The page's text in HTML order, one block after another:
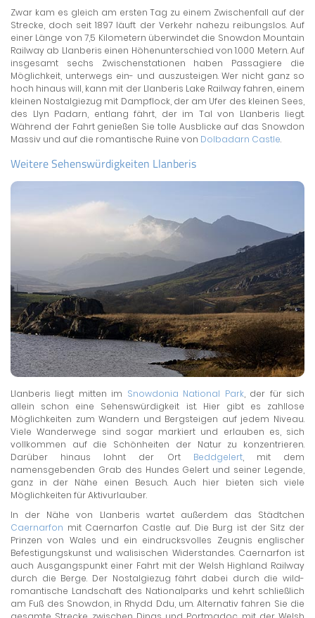
Zwar kam es gleich am ersten Tag zu einem Zwischenfall auf der
Strecke, doch seit 1897 läuft der Verkehr nahezu reibungslos. Auf
einer Länge von 7,5 Kilometern überwindet die Snowdon Mountain
Railway ab Llanberis einen Höhenunterschied von 1.000 Metern. Auf
insgesamt sechs Zwischenstationen haben Passagiere die
Möglichkeit, unterwegs ein- und auszusteigen. Wer nicht ganz so
hoch hinaus will, kann mit der Llanberis Lake Railway fahren, einem
kleinen Nostalgiezug mit Dampflock, der am Ufer des kleinen Sees,
des Llyn Padarn, entlang fährt, der im Tal von Llanberis liegt.
Während der Fahrt genießen Sie tolle Ausblicke auf das Snowdon
Massiv und auf die romantische Ruine von Dolbadarn Castle.
Weitere Sehenswürdigkeiten Llanberis
Llanberis liegt mitten im Snowdonia National Park, der für sich
allein schon eine Sehenswürdigkeit ist. Hier gibt es zahllose
Möglichkeiten zum Wandern und Bergsteigen auf jedem Niveau.
Viele Wanderwege sind sogar markiert und erlauben es, sich
vollkommen auf die Schönheiten der Natur zu konzentrieren.
Darüber hinaus lohnt der Ort Beddgelert, mit dem
namensgebenden Grab des Hundes Gelert und seiner Legende,
ganz in der Nähe einen Besuch. Auch hier bieten sich viele
Möglichkeiten für Aktivurlauber.
In der Nähe von Llanberis wartet außerdem das Städtchen
Caernarfon mit Caernarfon Castle auf. Die Burg ist der Sitz der
Prinzen von Wales und ein eindrucksvolles Zeugnis englischer
Befestigungskunst und walisischen Widerstandes. Caernarfon ist
auch Ausgangspunkt einer Fahrt mit der Welsh Highland Railway
durch die Berge. Der Nostalgiezug fährt dabei durch die wild-
romantische Landschaft des Nationalparks und kehrt schließlich
am Fuß des Snowdon, in Rhydd Ddu, um. Alternativ fahren Sie die